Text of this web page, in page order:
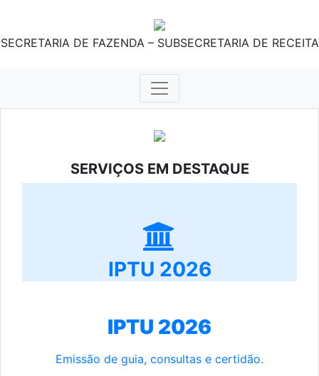
SECRETARIA DE FAZENDA – SUBSECRETARIA DE RECEITA
SERVIÇOS EM DESTAQUE
IPTU 2026
IPTU 2026
Emissão de guia, consultas e certidão.